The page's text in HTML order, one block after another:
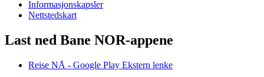
Informasjonskapsler
Nettstedskart
Last ned Bane NOR-appene
Reise NÅ - Google Play Ekstern lenke